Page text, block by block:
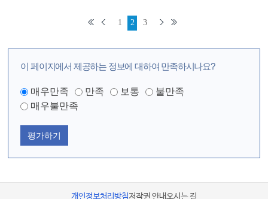
1 2 3
이 페이지에서 제공하는 정보에 대하여 만족하시나요?
매우만족 만족 보통
불만족
매우불만족
평가하기
개인정보처리방침저작권 안내오시는 길